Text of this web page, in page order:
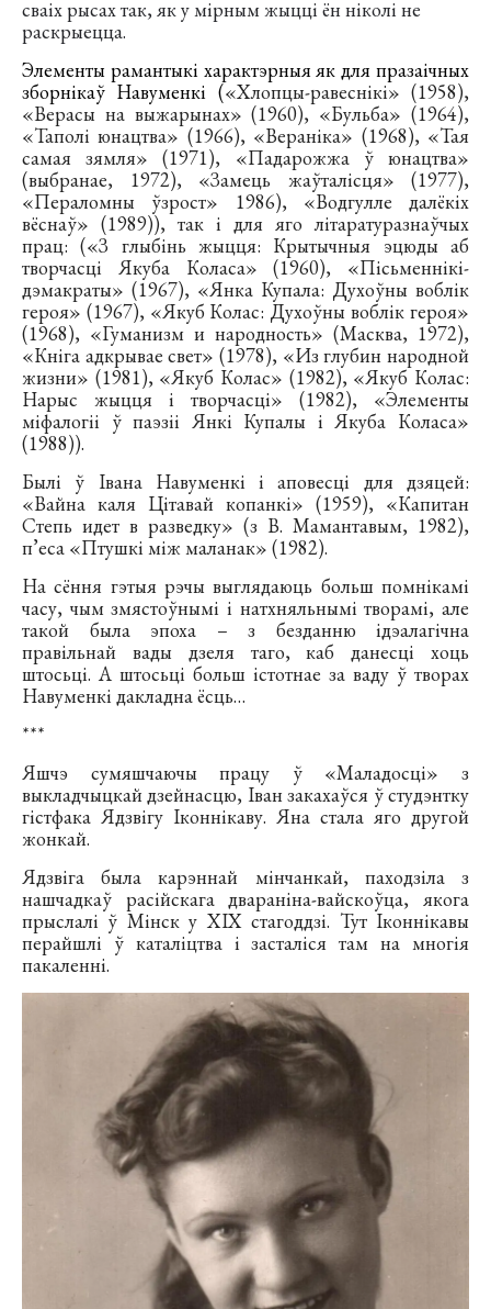
сваіх рысах так, як у мірным жыцці ён ніколі не
раскрыецца.
Элементы рамантыкі характэрныя як для празаічных
зборнікаў Навуменкі («Хлопцы-равеснікі» (1958),
«Верасы на выжарынах» (1960), «Бульба» (1964),
«Таполі юнацтва» (1966), «Вераніка» (1968), «Тая
самая зямля» (1971), «Падарожжа ў юнацтва»
(выбранае, 1972), «Замець жаўталісця» (1977),
«Пераломны ўзрост» 1986), «Водгулле далёкіх
вёснаў» (1989)), так і для яго літаратуразнаўчых
прац: («З глыбінь жыцця: Крытычныя эцюды аб
творчасці Якуба Коласа» (1960), «Пісьменнікі-
дэмакраты» (1967), «Янка Купала: Духоўны воблік
героя» (1967), «Якуб Колас: Духоўны воблік героя»
(1968), «Гуманизм и народность» (Масква, 1972),
«Кніга адкрывае свет» (1978), «Из глубин народной
жизни» (1981), «Якуб Колас» (1982), «Якуб Колас:
Нарыс жыцця і творчасці» (1982), «Элементы
міфалогіі ў паэзіі Янкі Купалы і Якуба Коласа»
(1988)).
Былі ў Івана Навуменкі і аповесці для дзяцей:
«Вайна каля Цітавай копанкі» (1959), «Капитан
Степь идет в разведку» (з В. Мамантавым, 1982),
п’еса «Птушкі між маланак» (1982).
На сёння гэтыя рэчы выглядаюць больш помнікамі
часу, чым змястоўнымі і натхняльнымі творамі, але
такой была эпоха – з безданню ідэалагічна
правільнай вады дзеля таго, каб данесці хоць
штосьці. А штосьці больш істотнае за ваду ў творах
Навуменкі дакладна ёсць…
***
Яшчэ сумяшчаючы працу ў «Маладосці» з
выкладчыцкай дзейнасцю, Іван закахаўся ў студэнтку
гістфака Ядзвігу Іконнікаву. Яна стала яго другой
жонкай.
Ядзвіга была карэннай мінчанкай, паходзіла з
нашчадкаў расійскага двараніна-вайскоўца, якога
прыслалі ў Мінск у ХІХ стагоддзі. Тут Іконнікавы
перайшлі ў каталіцтва і засталіся там на многія
пакаленні.